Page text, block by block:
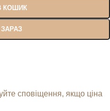
КОШИК
сповіщення, якщо ціна